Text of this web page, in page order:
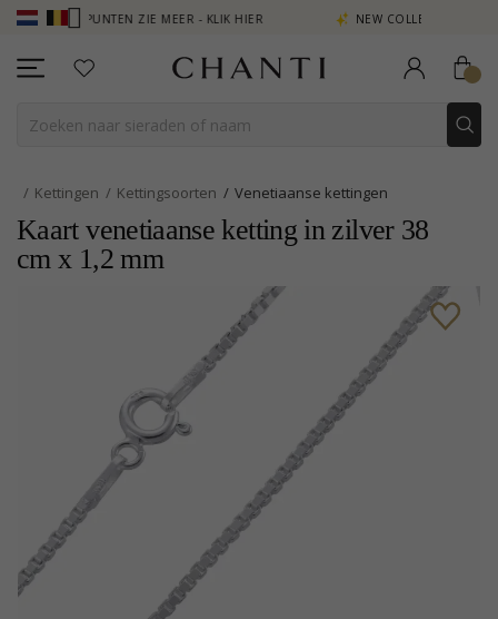
PUNTEN ZIE MEER - KLIK HIER NEW COLLECTION | AURA
Kettingen Kettingsoorten Venetiaanse kettingen
Kaart venetiaanse ketting in zilver 38
cm x 1,2 mm